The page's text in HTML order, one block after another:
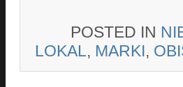
POSTED IN
LOKAL, MARKI,